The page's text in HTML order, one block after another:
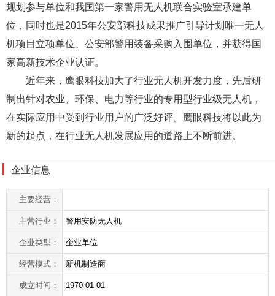
规划参与单位和我国第一家警用无人机联合实验室承建单
位，同时也是2015年公安部科技成果推广引导计划唯一无人
机项目立项单位、公安部警用装备采购入围单位，并获得国
家高新技术企业认证。
近年来，鹰眼科技加大了行业无人机开发力度，先后研
制出针对农业、环保、电力等行业的专用型行业级无人机，
在实际应用中受到行业用户的广泛好评。鹰眼科技将以此为
新的起点，在行业无人机发展应用的道路上不断前进。
企业信息
主要经营：
主营行业： 警用安防无人机
企业类型： 企业单位
经营模式： 新机制造商
成立时间： 1970-01-01